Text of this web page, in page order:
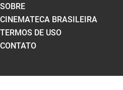
SOBRE
CINEMATECA BRASILEIRA
TERMOS DE USO
CONTATO